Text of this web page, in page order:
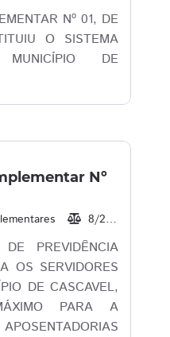
Nº 01, DE
O SISTEMA
DE
Nº
8/2021
PREVIDÊNCIA
OS SERVIDORES
DE CASCAVEL,
PARA A